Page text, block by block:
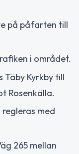
på påfarten till
i området.
Täby Kyrkby till
Rosenkälla.
med
265 mellan